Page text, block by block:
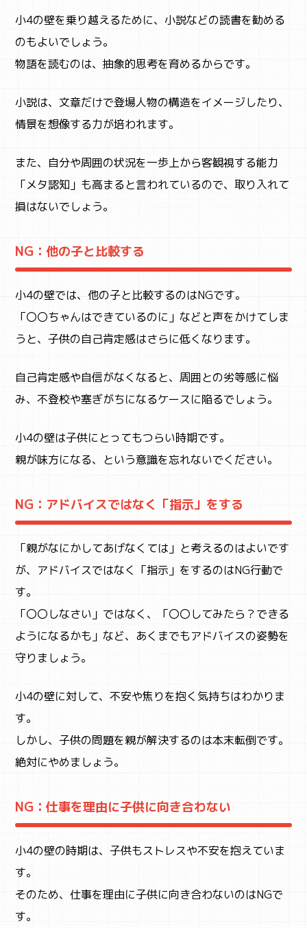
小4の壁を乗り越えるために、小説などの読書を勧める
のもよいでしょう。
物語を読むのは、抽象的思考を育めるからです。
小説は、文章だけで登場人物の構造をイメージしたり、
情景を想像する力が培われます。
また、自分や周囲の状況を一歩上から客観視する能力
「メタ認知」も高まると言われているので、取り入れて
損はないでしょう。
NG：他の子と比較する
小4の壁では、他の子と比較するのはNGです。
「〇〇ちゃんはできているのに」などと声をかけてしま
うと、子供の自己肯定感はさらに低くなります。
自己肯定感や自信がなくなると、周囲との劣等感に悩
み、不登校や塞ぎがちになるケースに陥るでしょう。
小4の壁は子供にとってもつらい時期です。
親が味方になる、という意識を忘れないでください。
NG：アドバイスではなく「指示」をする
「親がなにかしてあげなくては」と考えるのはよいです
が、アドバイスではなく「指示」をするのはNG行動で
す。
「〇〇しなさい」ではなく、「〇〇してみたら？できる
ようになるかも」など、あくまでもアドバイスの姿勢を
守りましょう。
小4の壁に対して、不安や焦りを抱く気持ちはわかりま
す。
しかし、子供の問題を親が解決するのは本末転倒です。
絶対にやめましょう。
NG：仕事を理由に子供に向き合わない
小4の壁の時期は、子供もストレスや不安を抱えていま
す。
そのため、仕事を理由に子供に向き合わないのはNGで
す。